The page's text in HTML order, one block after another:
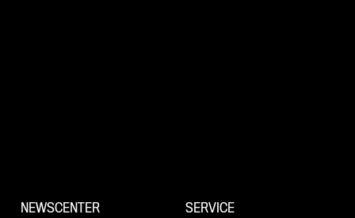
NEWSCENTER
SERVICE